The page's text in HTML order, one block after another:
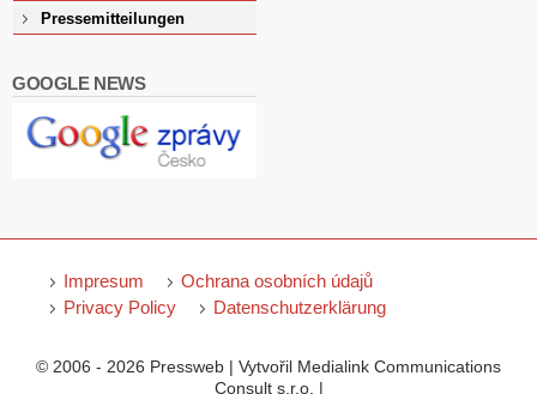
Pressemitteilungen
GOOGLE NEWS
Impresum
Ochrana osobních údajů
Privacy Policy
Datenschutzerklärung
© 2006 - 2026 Pressweb | Vytvořil Medialink Communications
Consult s.r.o. |